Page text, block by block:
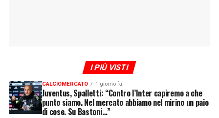
I PIÙ VISTI
CALCIOMERCATO 1 giorno fa
Juventus, Spalletti: “Contro l’Inter capiremo a che
punto siamo. Nel mercato abbiamo nel mirino un paio
di cose. Su Bastoni…”